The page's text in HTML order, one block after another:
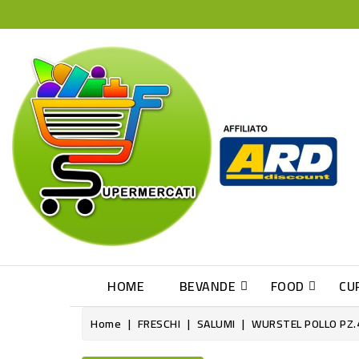
HOME BEVANDE FOOD
Home FRESCHI SALUMI WURSTEL POLLO